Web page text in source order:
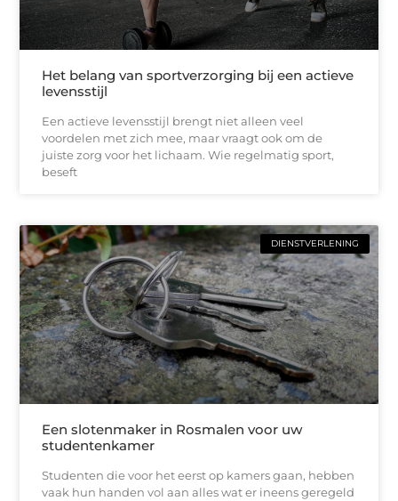
Het belang van sportverzorging bij een actieve
levensstijl
Een actieve levensstijl brengt niet alleen veel
voordelen met zich mee, maar vraagt ook om de
juiste zorg voor het lichaam. Wie regelmatig sport,
beseft
DIENSTVERLENING
Een slotenmaker in Rosmalen voor uw
studentenkamer
Studenten die voor het eerst op kamers gaan, hebben
vaak hun handen vol aan alles wat er ineens geregeld